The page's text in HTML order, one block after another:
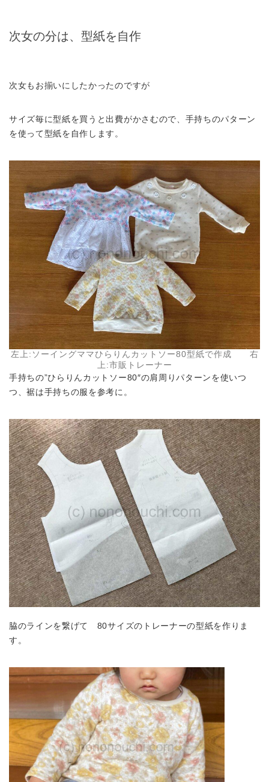
次女の分は、型紙を自作
次女もお揃いにしたかったのですが
サイズ毎に型紙を買うと出費がかさむので、手持ちのパターン
を使って型紙を自作します。
左上:ソーイングママひらりんカットソー80型紙で作成 右
上:市販トレーナー
手持ちの”ひらりんカットソー80″の肩周りパターンを使いつ
つ、裾は手持ちの服を参考に。
脇のラインを繋げて 80サイズのトレーナーの型紙を作りま
す。